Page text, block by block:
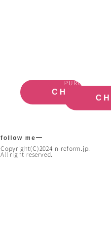
CHECK
PURCHASE
follow me
Copyright(C)2024 n-reform.jp.
All right reserved.